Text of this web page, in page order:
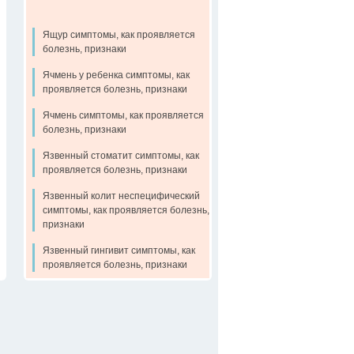
Ящур симптомы, как проявляется
болезнь, признаки
Ячмень у ребенка симптомы, как
проявляется болезнь, признаки
Ячмень симптомы, как проявляется
болезнь, признаки
Язвенный стоматит симптомы, как
проявляется болезнь, признаки
Язвенный колит неспецифический
симптомы, как проявляется болезнь,
признаки
Язвенный гингивит симптомы, как
проявляется болезнь, признаки